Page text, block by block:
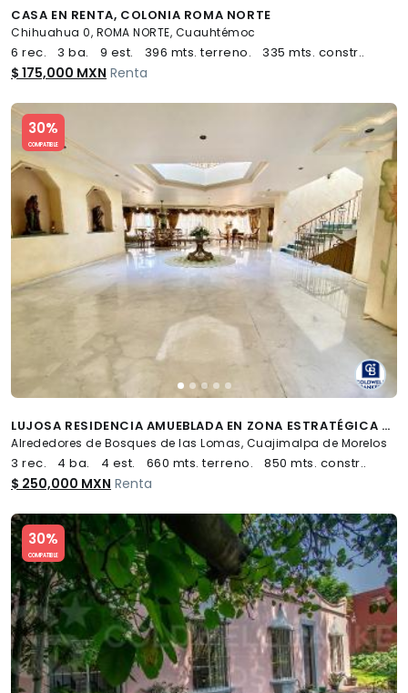
CASA EN RENTA, COLONIA ROMA NORTE
Chihuahua 0, ROMA NORTE, Cuauhtémoc
6 rec. 3 ba. 9 est. 396 mts. terreno. 335 mts. constr..
$ 175,000 MXN Renta
30%
COMPATIBLE
Slide 1 of 5
LUJOSA RESIDENCIA AMUEBLADA EN ZONA ESTRATÉGICA DE BOSQUES DE LAS LOMAS
Alrededores de Bosques de las Lomas, Cuajimalpa de Morelos
3 rec. 4 ba. 4 est. 660 mts. terreno. 850 mts. constr..
$ 250,000 MXN Renta
30%
COMPATIBLE
Slide 1 of 5